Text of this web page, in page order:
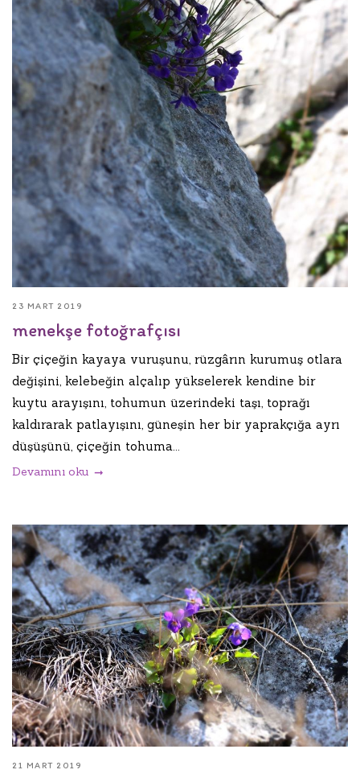
23 MART 2019
menekşe fotoğrafçısı
Bir çiçeğin kayaya vuruşunu, rüzgârın kurumuş otlara
değişini, kelebeğin alçalıp yükselerek kendine bir
kuytu arayışını, tohumun üzerindeki taşı, toprağı
kaldırarak patlayışını, güneşin her bir yaprakçığa ayrı
düşüşünü, çiçeğin tohuma...
Devamını oku
21 MART 2019